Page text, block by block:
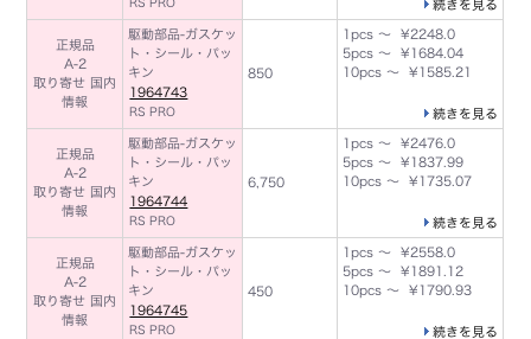
RS PRO 続きを見る
正規品
A-2
取り寄せ 国内
情報
駆動部品-ガスケッ
ト・シール・パッ
キン
1964743
RS PRO
850
1pcs ～ ¥2248.0
5pcs ～ ¥1684.04
10pcs ～ ¥1585.21
続きを見る
正規品
A-2
取り寄せ 国内
情報
駆動部品-ガスケッ
ト・シール・パッ
キン
1964744
RS PRO
6,750
1pcs ～ ¥2476.0
5pcs ～ ¥1837.99
10pcs ～ ¥1735.07
続きを見る
正規品
A-2
取り寄せ 国内
情報
駆動部品-ガスケッ
ト・シール・パッ
キン
1964745
RS PRO
450
1pcs ～ ¥2558.0
5pcs ～ ¥1891.12
10pcs ～ ¥1790.93
続きを見る